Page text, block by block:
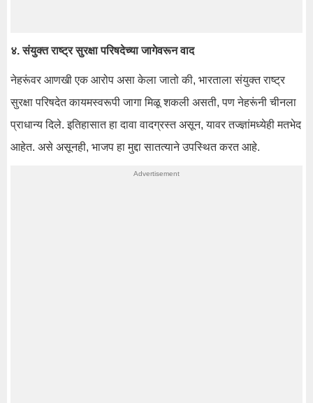
४. संयुक्त राष्ट्र सुरक्षा परिषदेच्या जागेवरून वाद
नेहरूंवर आणखी एक आरोप असा केला जातो की, भारताला संयुक्त राष्ट्र
सुरक्षा परिषदेत कायमस्वरूपी जागा मिळू शकली असती, पण नेहरूंनी चीनला
प्राधान्य दिले. इतिहासात हा दावा वादग्रस्त असून, यावर तज्ज्ञांमध्येही मतभेद
आहेत. असे असूनही, भाजप हा मुद्दा सातत्याने उपस्थित करत आहे.